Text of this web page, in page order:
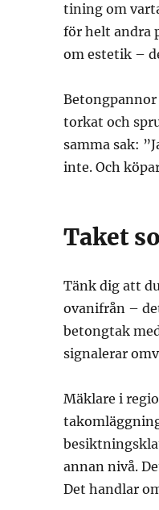
tining om
för helt andra
om estetik –
Betongpannor
torkat och
samma sak:
inte. Och
Taket
Tänk dig att
ovanifrån –
betongtak
signalerar
Mäklare i
annan nivå.
Det handlar